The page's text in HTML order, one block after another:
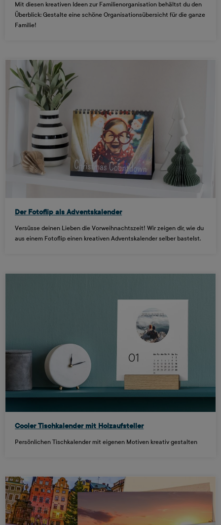
Mit diesen kreativen Ideen zur Familienorganisation behältst du den
Überblick: Gestalte eine schöne Organisationsübersicht für die ganze
Familie!
Der Fotoflip als Adventskalender
Versüsse deinen Lieben die Vorweihnachtszeit! Wir zeigen dir, wie du
aus einem Fotoflip einen kreativen Adventskalender selber bastelst.
Cooler Tischkalender mit Holzaufsteller
Persönlichen Tischkalender mit eigenen Motiven kreativ gestalten